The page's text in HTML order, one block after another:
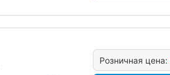
Розничная цена: